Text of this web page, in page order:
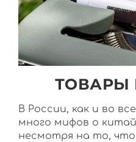
ТОВАРЫ
В России, как и во
много мифов о
несмотря на то,